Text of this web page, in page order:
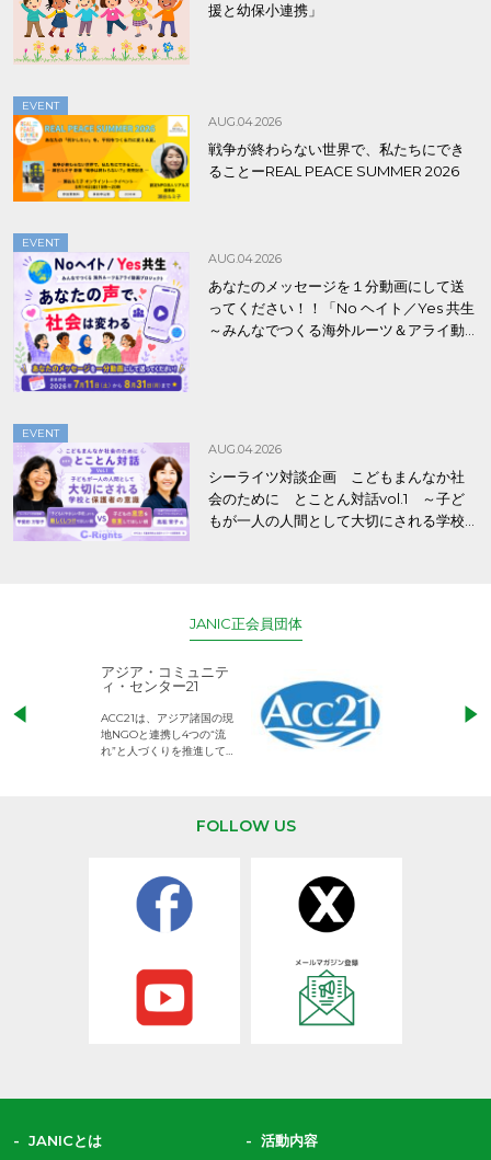
援と幼保小連携」
EVENT
AUG.04.2026
戦争が終わらない世界で、私たちにでき
ることーREAL PEACE SUMMER 2026
EVENT
AUG.04.2026
あなたのメッセージを１分動画にして送
ってください！！「No ヘイト／Yes 共生
～みんなでつくる海外ルーツ＆アライ動
EVENT
AUG.04.2026
シーライツ対談企画 こどもまんなか社
会のために とことん対話vol.1 ～子ど
もが一人の人間として大切にされる学校
JANIC正会員団体
アジア・コミュニテ
ィ・センター21
ACC21は、アジア諸国の現
地NGOと連携し4つの“流
れ”と人づくりを推進してい
児童労働のない
権利が守られた
FOLLOW US
JANICとは 活動内容